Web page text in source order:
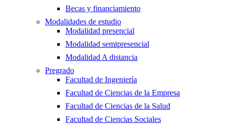
Becas y financiamiento
Modalidades de estudio
Modalidad presencial
Modalidad semipresencial
Modalidad A distancia
Pregrado
Facultad de Ingeniería
Facultad de Ciencias de la Empresa
Facultad de Ciencias de la Salud
Facultad de Ciencias Sociales